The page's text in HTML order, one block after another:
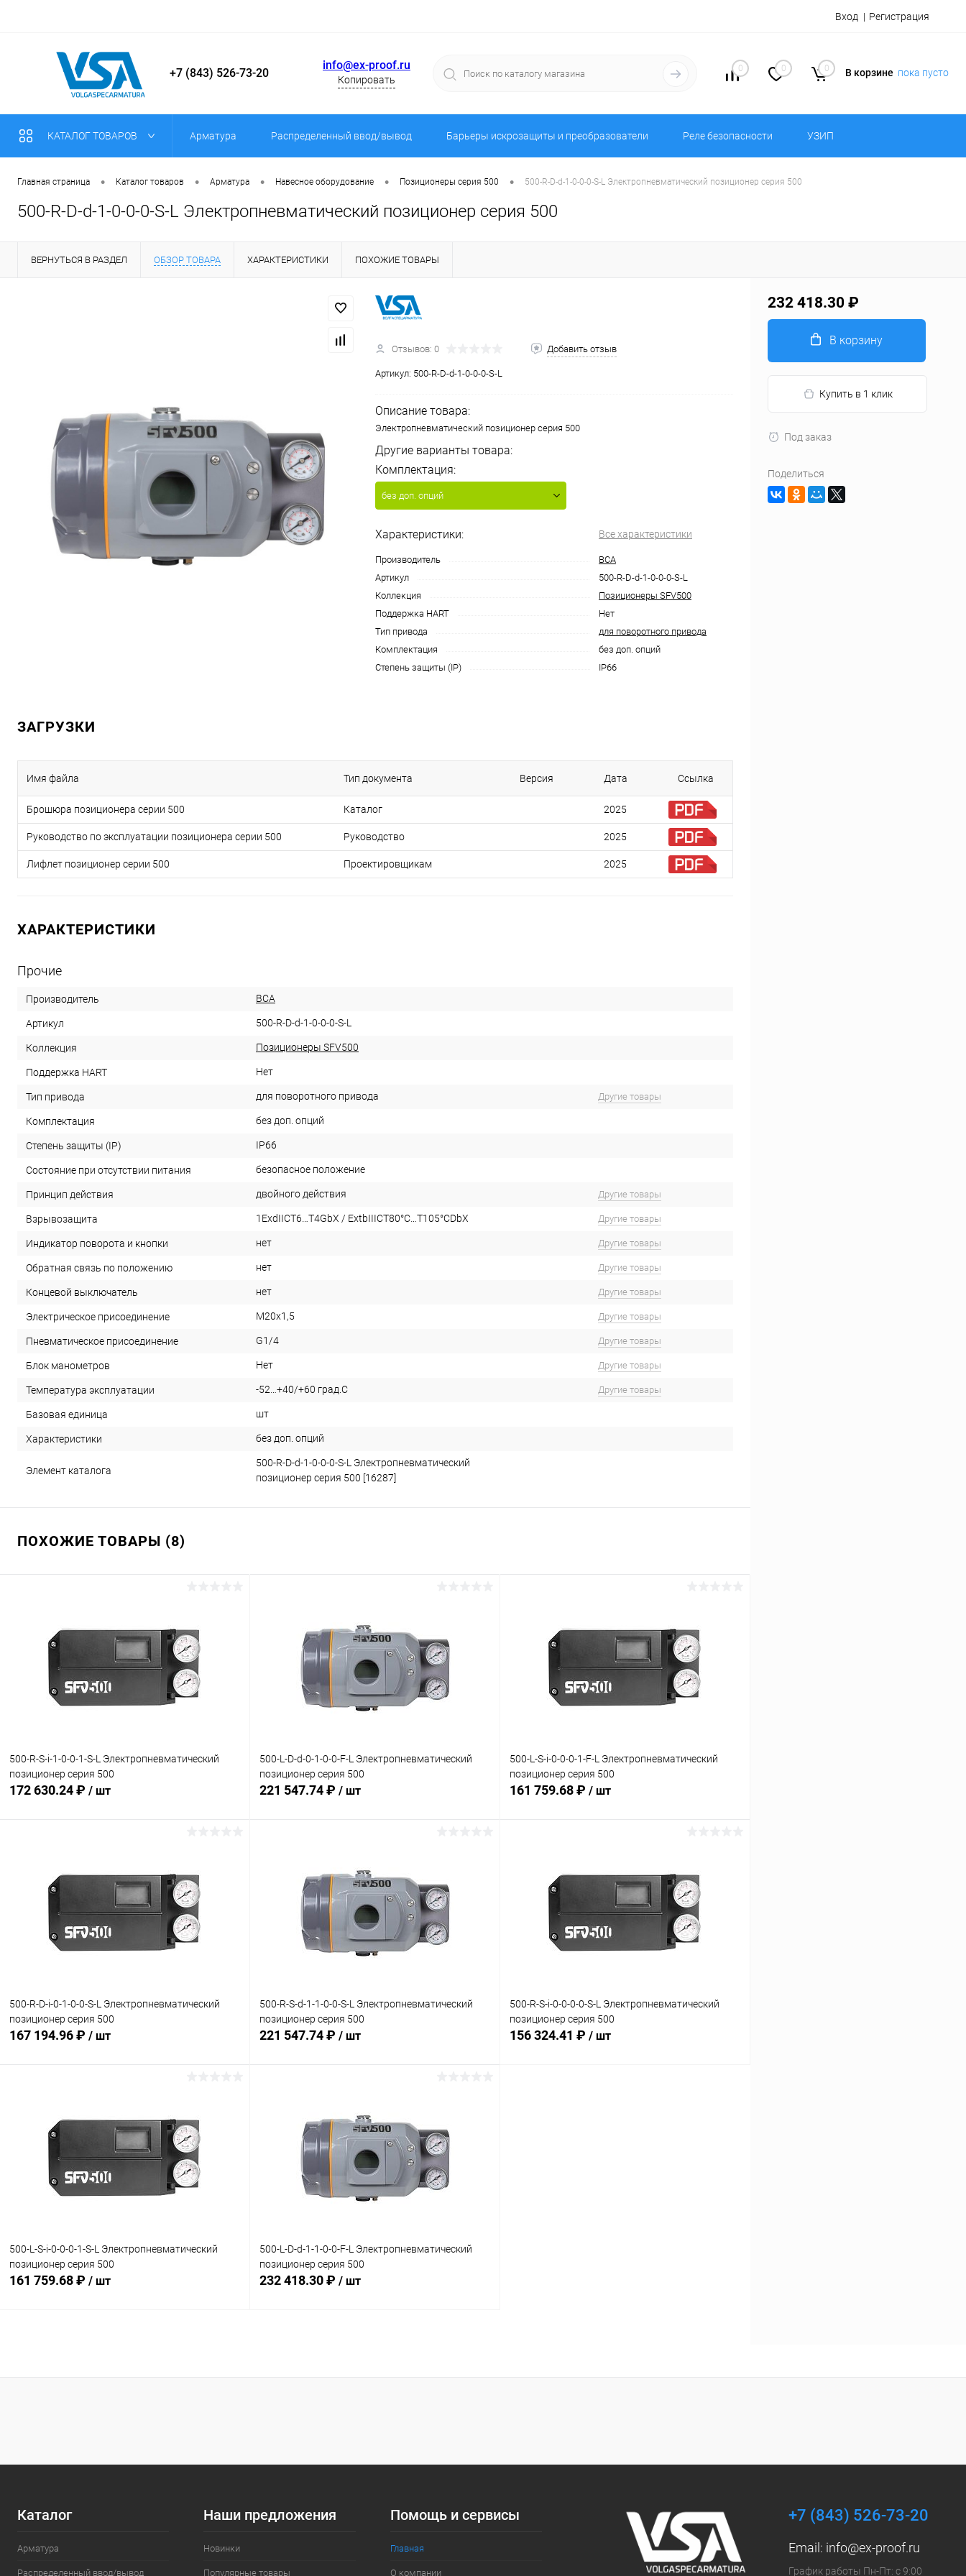
Вход Регистрация
+7 (843) 526-73-20
info@ex-proof.ru
Копировать
0 0 0 В корзине пока пусто
КАТАЛОГ ТОВАРОВ Арматура Распределенный ввод/вывод Барьеры искрозащиты и преобразователи Реле безопасности УЗИП
Главная страница • Каталог товаров • Арматура • Навесное оборудование • Позиционеры серия 500 • 500-R-D-d-1-0-0-0-S-L Электропневматический позиционер серия 500
500-R-D-d-1-0-0-0-S-L Электропневматический позиционер серия 500
ВЕРНУТЬСЯ В РАЗДЕЛ ОБЗОР ТОВАРА ХАРАКТЕРИСТИКИ ПОХОЖИЕ ТОВАРЫ
Отзывов: 0 Добавить отзыв
Артикул: 500-R-D-d-1-0-0-0-S-L
Описание товара:
Электропневматический позиционер серия 500
Другие варианты товара:
Комплектация:
без доп. опций
Характеристики: Все характеристики
Производитель
ВСА
Артикул
500-R-D-d-1-0-0-0-S-L
Коллекция
Позиционеры SFV500
Поддержка HART
Нет
Тип привода
для поворотного привода
Комплектация
без доп. опций
Степень защиты (IP)
IP66
ЗАГРУЗКИ
Имя файла Тип документа Версия Дата Ссылка
Брошюра позиционера серии 500 Каталог 2025
Руководство по эксплуатации позиционера серии 500 Руководство 2025
Лифлет позиционер серии 500 Проектировщикам 2025
ХАРАКТЕРИСТИКИ
Прочие
Производитель ВСА
Артикул 500-R-D-d-1-0-0-0-S-L
Коллекция Позиционеры SFV500
Поддержка HART Нет
Тип привода для поворотного привода Другие товары
Комплектация без доп. опций
Степень защиты (IP) IP66
Состояние при отсутствии питания безопасное положение
Принцип действия двойного действия Другие товары
Взрывозащита 1ExdIICT6…T4GbX / ExtbIIICT80°C…T105°CDbX Другие товары
Индикатор поворота и кнопки нет Другие товары
Обратная связь по положению нет Другие товары
Концевой выключатель нет Другие товары
Электрическое присоединение M20x1,5 Другие товары
Пневматическое присоединение G1/4 Другие товары
Блок манометров Нет Другие товары
Температура эксплуатации -52…+40/+60 град.С Другие товары
Базовая единица шт
Характеристики без доп. опций
Элемент каталога
500-R-D-d-1-0-0-0-S-L Электропневматический
позиционер серия 500 [16287]
ПОХОЖИЕ ТОВАРЫ (8)
500-R-S-i-1-0-0-1-S-L Электропневматический
позиционер серия 500
172 630.24 ₽ / шт
Купить в 1 клик Сравнение
В избранное Под заказ
Комплектация:
500-L-D-d-0-1-0-0-F-L Электропневматический
позиционер серия 500
221 547.74 ₽ / шт
Купить в 1 клик Сравнение
В избранное Под заказ
Комплектация:
500-L-S-i-0-0-0-1-F-L Электропневматический
позиционер серия 500
161 759.68 ₽ / шт
Купить в 1 клик Сравнение
В избранное Под заказ
Комплектация:
500-R-D-i-0-1-0-0-S-L Электропневматический
позиционер серия 500
167 194.96 ₽ / шт
Купить в 1 клик Сравнение
В избранное Под заказ
Комплектация:
500-R-S-d-1-1-0-0-S-L Электропневматический
позиционер серия 500
221 547.74 ₽ / шт
Купить в 1 клик Сравнение
В избранное Под заказ
Комплектация:
500-R-S-i-0-0-0-0-S-L Электропневматический
позиционер серия 500
156 324.41 ₽ / шт
500-L-S-i-0-0-0-1-S-L Электропневматический
позиционер серия 500
161 759.68 ₽ / шт
Купить в 1 клик Сравнение
500-L-D-d-1-1-0-0-F-L Электропневматический
позиционер серия 500
232 418.30 ₽ / шт
Купить в 1 клик Сравнение
232 418.30 ₽
В корзину
Купить в 1 клик
Под заказ
Поделиться
Каталог
Арматура
Распределенный ввод/вывод
Наши предложения
Новинки
Популярные товары
Помощь и сервисы
Главная
О компании
+7 (843) 526-73-20
Email: info@ex-proof.ru
График работы Пн-Пт: с 9:00